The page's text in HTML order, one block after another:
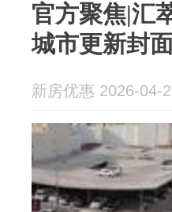
官方聚焦|汇
城市更新封
新房优惠 2026-04-